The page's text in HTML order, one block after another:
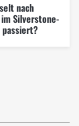
nach
Silverstone-
passiert?